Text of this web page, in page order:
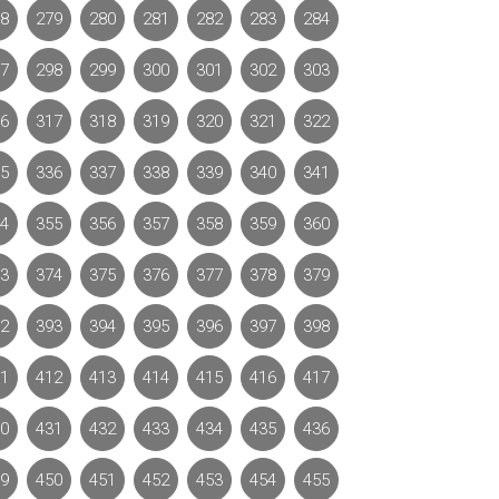
279 280 281 282 283 284
298 299 300 301 302 303
317 318 319 320 321 322
336 337 338 339 340 341
355 356 357 358 359 360
374 375 376 377 378 379
393 394 395 396 397 398
412 413 414 415 416 417
431 432 433 434 435 436
450 451 452 453 454 455